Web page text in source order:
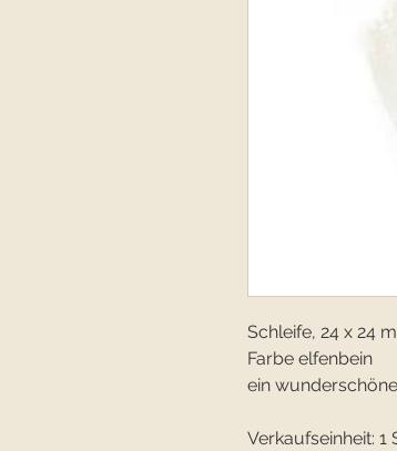
Schleife, 24 x 24
Farbe elfenbein
ein
Verkaufseinheit: 1